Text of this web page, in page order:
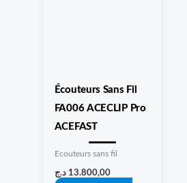
Écouteurs Sans Fil
FA006 ACECLIP Pro
ACEFAST
Ecouteurs sans fil
13.800,00 د.ج